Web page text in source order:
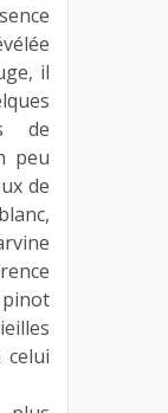
il
de
peu
de